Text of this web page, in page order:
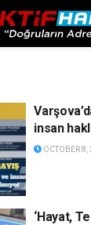
insan
OCTOBER 8,
‘Hayat,